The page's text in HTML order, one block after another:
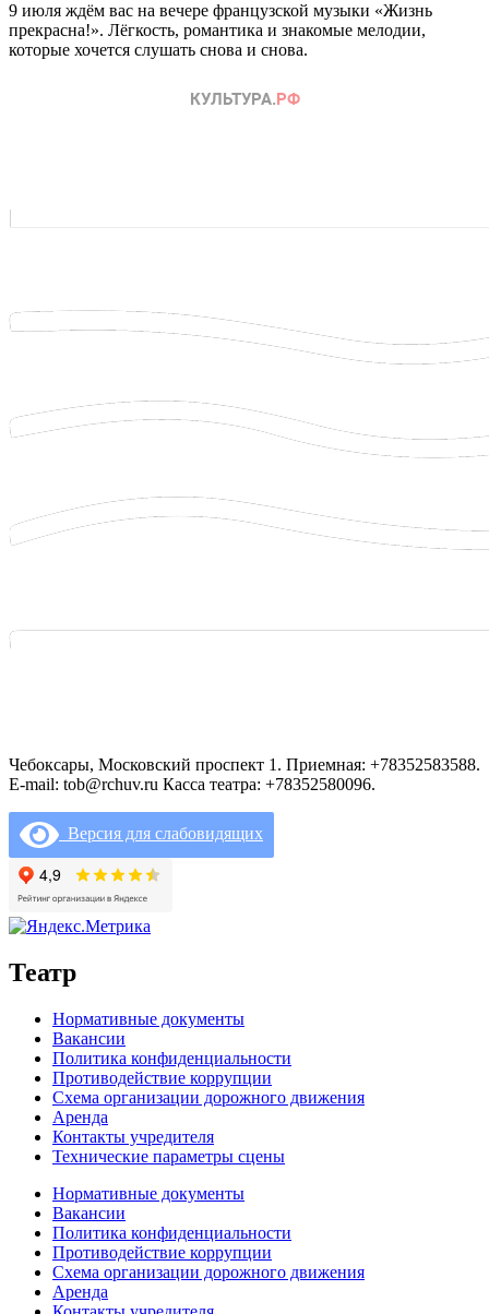
9 июля ждём вас на вечере французской музыки «Жизнь
прекрасна!». Лёгкость, романтика и знакомые мелодии,
которые хочется слушать снова и снова.
Чебоксары, Московский проспект 1. Приемная: +78352583588.
E-mail: tob@rchuv.ru Касса театра: +78352580096.
Версия для слабовидящих
Театр
Нормативные документы
Вакансии
Политика конфиденциальности
Противодействие коррупции
Схема организации дорожного движения
Аренда
Контакты учредителя
Технические параметры сцены
Нормативные документы
Вакансии
Политика конфиденциальности
Противодействие коррупции
Схема организации дорожного движения
Аренда